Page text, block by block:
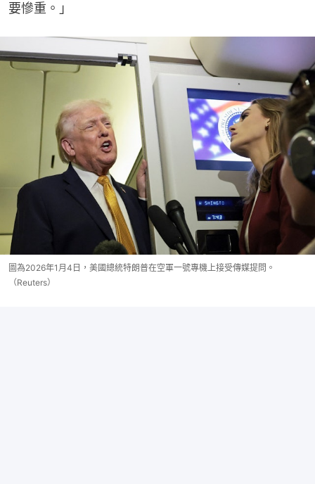
要慘重。」
圖為2026年1月4日，美國總統特朗普在空軍一號專機上接受傳媒提問。
（Reuters）